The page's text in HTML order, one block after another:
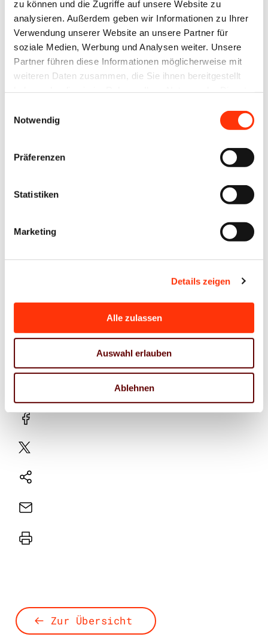
zu können und die Zugriffe auf unsere Website zu
analysieren. Außerdem geben wir Informationen zu Ihrer
Verwendung unserer Website an unsere Partner für
soziale Medien, Werbung und Analysen weiter. Unsere
Partner führen diese Informationen möglicherweise mit
weiteren Daten zusammen, die Sie ihnen bereitgestellt
Notwendig
Präferenzen
Statistiken
Marketing
Details zeigen
Alle zulassen
Auswahl erlauben
Ablehnen
ist er nun
mit seinen
Mitgründer
n
angetreten
, den
modernsten
flexibelst
Editor zu
Druckprodu
kte im
Facebook
Plattform
Natives
E-
Drucker
Zur Übersicht